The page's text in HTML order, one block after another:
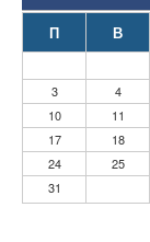
П В
3
4
10
11
17
18
24
25
31